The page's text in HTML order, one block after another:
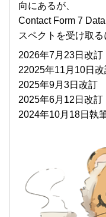
向にあるが、
Contact Form 7
スペクトを受け取る
2026年7月23日改訂
22025年11月10日改
2025年9月3日改訂
2025年6月12日改訂
2024年10月18日執